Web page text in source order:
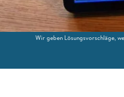
Wir geben Lösungsvorschläge,